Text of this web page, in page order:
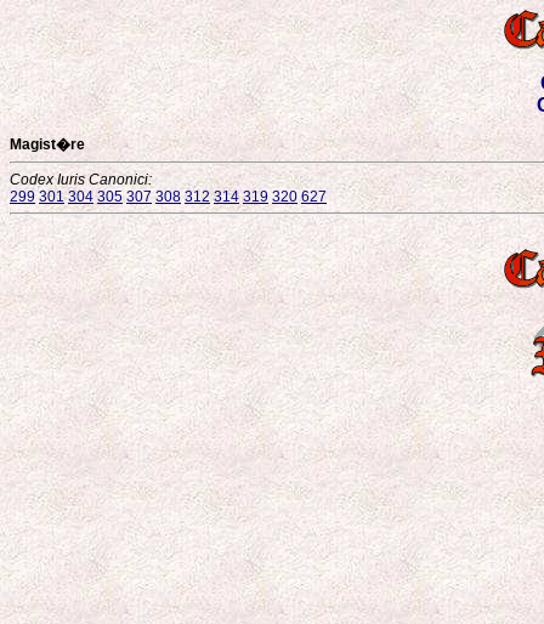
Magist�re
Codex Iuris Canonici:
299 301 304 305 307 308 312 314 319 320 627